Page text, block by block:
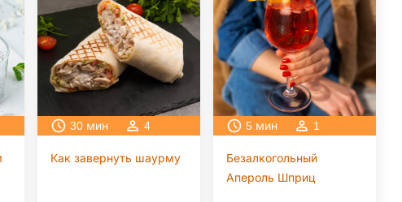
30 мин 4
Как завернуть шаурму
5 мин 1
Безалкогольный
Апероль Шприц